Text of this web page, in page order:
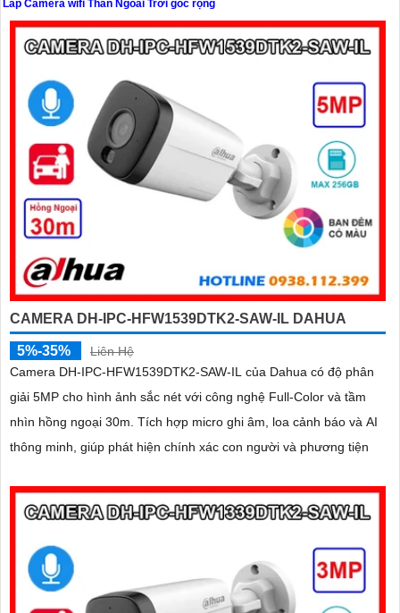
Lắp Camera wifi Thân Ngoài Trời góc rộng
CAMERA DH-IPC-HFW1539DTK2-SAW-IL DAHUA
5%-35%
Liên Hệ
Camera DH-IPC-HFW1539DTK2-SAW-IL của Dahua có độ phân
giải 5MP cho hình ảnh sắc nét với công nghệ Full-Color và tầm
nhìn hồng ngoại 30m. Tích hợp micro ghi âm, loa cảnh báo và AI
thông minh, giúp phát hiện chính xác con người và phương tiện